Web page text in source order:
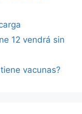
12 vendrá sin
vacunas?